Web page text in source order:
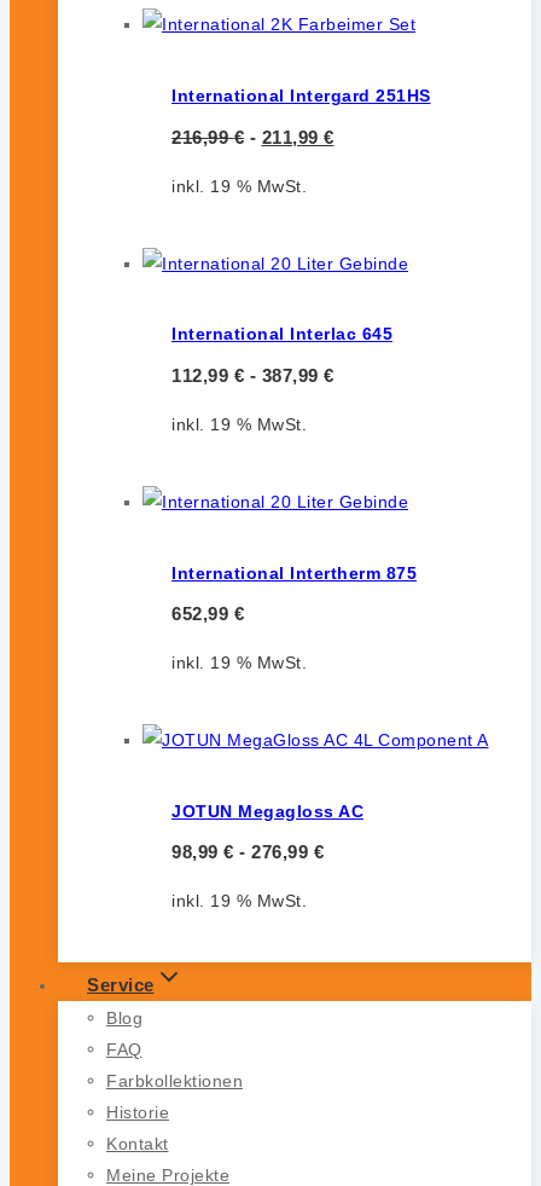
International Intergard 251HS
216,99€ - 211,99 €
inkl. 19 % MwSt.
International Interlac 645
112,99 € - 387,99 €
inkl. 19 % MwSt.
International Intertherm 875
652,99 €
inkl. 19 % MwSt.
JOTUN Megagloss AC
98,99 € - 276,99 €
inkl. 19 % MwSt.
Service
Blog
FAQ
Farbkollektionen
Historie
Kontakt
Meine Projekte